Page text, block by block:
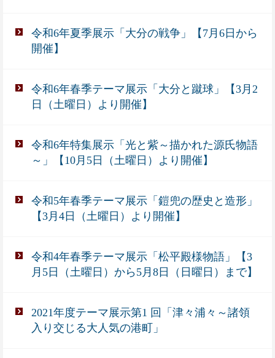
令和6年夏季展示「大分の戦争」【7月6日から
開催】
令和6年春季テーマ展示「大分と蹴球」【3月2
日（土曜日）より開催】
令和6年特集展示「光と紫～描かれた源氏物語
～」【10月5日（土曜日）より開催】
令和5年春季テーマ展示「鎧兜の歴史と造形」
【3月4日（土曜日）より開催】
令和4年春季テーマ展示「松平殿様物語」【3
月5日（土曜日）から5月8日（日曜日）まで】
2021年度テーマ展示第1 回「津々浦々～諸領
入り交じる大人気の港町」